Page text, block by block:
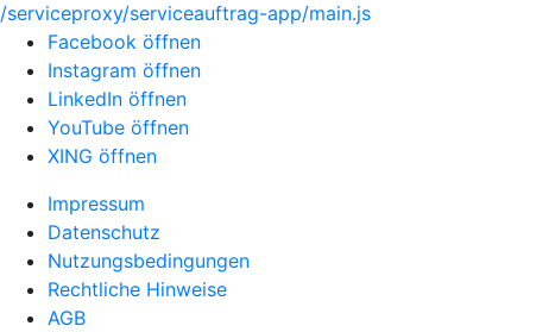
/serviceproxy/serviceauftrag-app/main.js
Facebook öffnen
Instagram öffnen
LinkedIn öffnen
YouTube öffnen
XING öffnen
Impressum
Datenschutz
Nutzungsbedingungen
Rechtliche Hinweise
AGB